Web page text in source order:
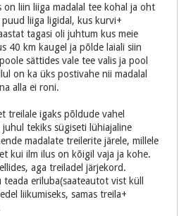
liin liiga madalal tee kohal ja oht
liiga ligidal, kus kurvi+
tagasi oli juhtum kus meie
40 km kaugel ja põlde laiali siin
sättides vale tee valis ja pool
on ka üks postivahe nii madalal
alla ei roni.
treilale igaks põldude vahel
juhul tekiks sügiseti lühiajaline
madalate treilerite järele, millele
kui ilm ilus on kõigil vaja ja kohe.
aga treiladel järjekord.
eriluba(saateautot vist küll
liikumiseks, samas treila+